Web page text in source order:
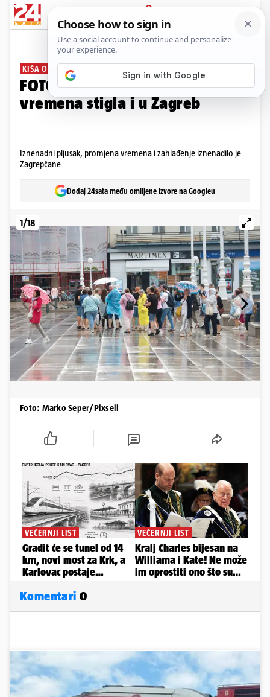
PRIJAVA
Galerija Komentari
KIŠA OPRALA ULICE
FOTO Najavljena promjena
vremena stigla i u Zagreb
Iznenadni pljusak, promjena vremena i zahlađenje iznenadilo je
Zagrepčane
Dodaj 24sata među omiljene izvore na Googleu
1/18
Foto: Marko Seper/Pixsell
Komentari 0